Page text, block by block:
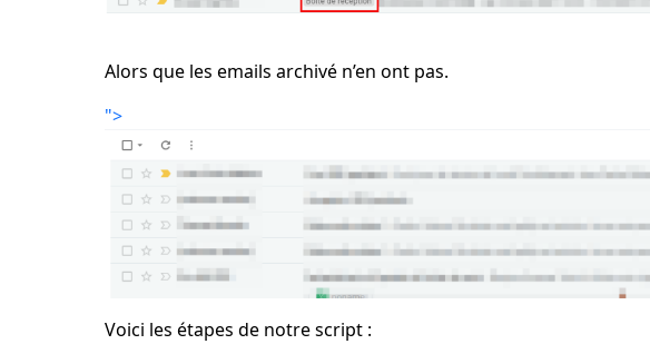
Alors que les emails archivé n’en ont pas.
">
Voici les étapes de notre script :